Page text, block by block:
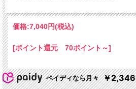
価格:7,040円(税込)
[ポイント還元 70ポイント～]
ペイディなら月々 ￥2,346